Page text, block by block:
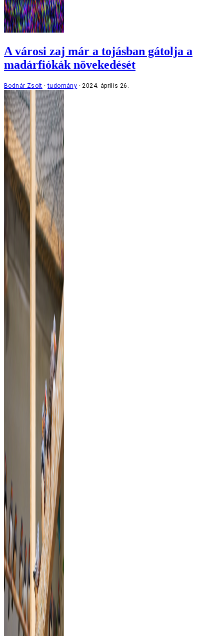
A városi zaj már a tojásban gátolja a
madárfiókák növekedését
Bodnár Zsolt tudomány 2024. április 26.